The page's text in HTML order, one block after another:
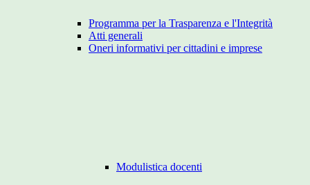
Programma per la Trasparenza e l'Integrità
Atti generali
Oneri informativi per cittadini e imprese
Modulistica docenti